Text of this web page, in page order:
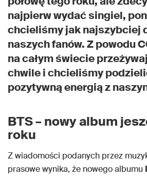
najpierw wydać singiel,
chcieliśmy jak najszybciej
naszych fanów. Z powodu
na całym świecie
chwile i chcieliśmy
pozytywną energią z
BTS – nowy album
roku
Z wiadomości podanych przez
prasowe wynika, że nowego albumu